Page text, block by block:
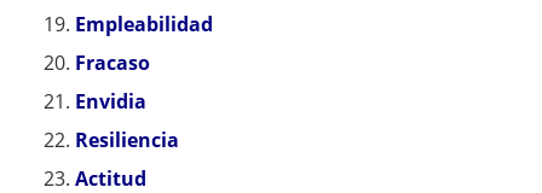
Empleabilidad
Fracaso
Envidia
Resiliencia
Actitud